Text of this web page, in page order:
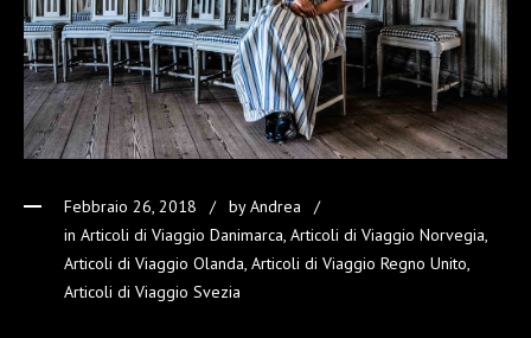
Febbraio 26, 2018 byAndrea
in Articoli di Viaggio Danimarca, Articoli di Viaggio Norvegia,
Articoli di Viaggio Olanda, Articoli di Viaggio Regno Unito,
Articoli di Viaggio Svezia